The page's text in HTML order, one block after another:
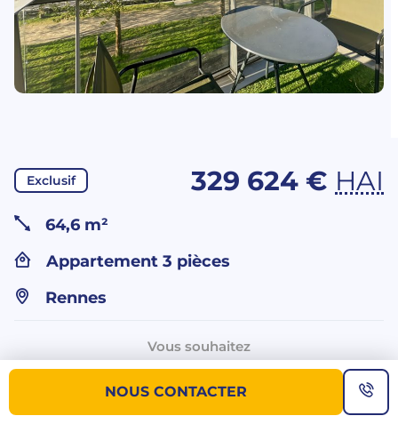
Exclusif 329 624 € HAI
64,6 m²
Appartement 3 pièces
Rennes
Vous souhaitez
plus d’informations sur ce bien ?
NOUS CONTACTER
NOUS CONTACTER